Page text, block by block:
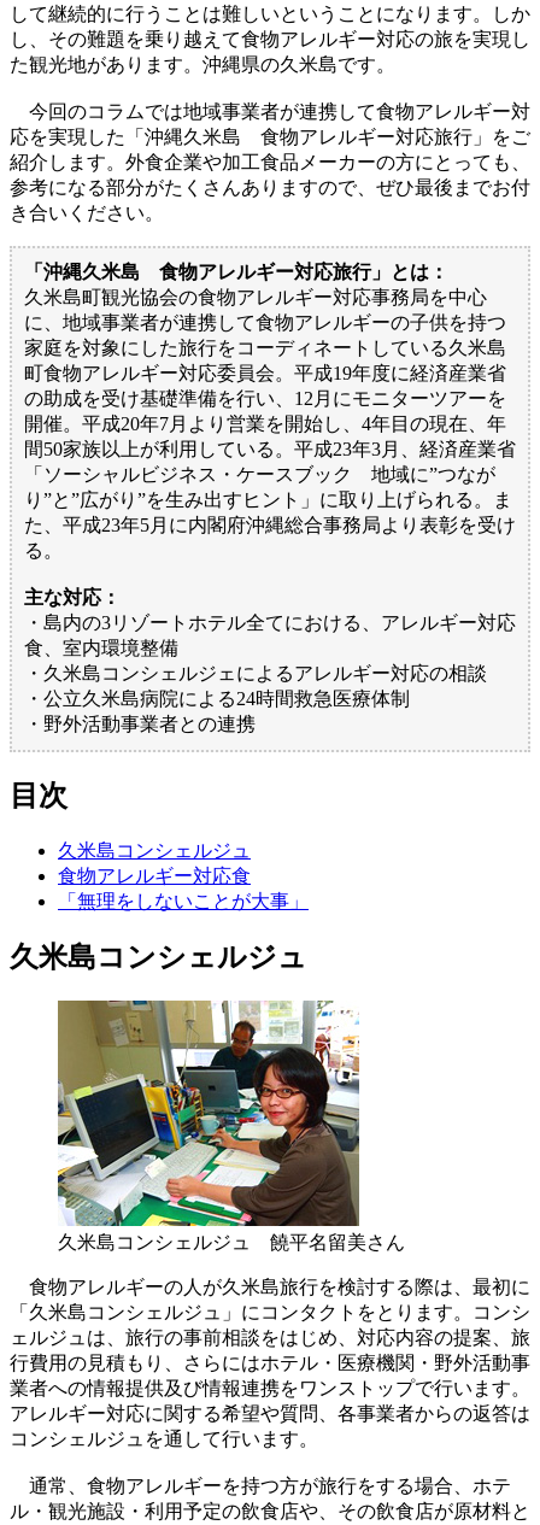
して継続的に行うことは難しいということになります。しか
し、その難題を乗り越えて食物アレルギー対応の旅を実現し
た観光地があります。沖縄県の久米島です。
今回のコラムでは地域事業者が連携して食物アレルギー対
応を実現した「沖縄久米島 食物アレルギー対応旅行」をご
紹介します。外食企業や加工食品メーカーの方にとっても、
参考になる部分がたくさんありますので、ぜひ最後までお付
き合いください。
「沖縄久米島 食物アレルギー対応旅行」とは：
久米島町観光協会の食物アレルギー対応事務局を中心
に、地域事業者が連携して食物アレルギーの子供を持つ
家庭を対象にした旅行をコーディネートしている久米島
町食物アレルギー対応委員会。平成19年度に経済産業省
の助成を受け基礎準備を行い、12月にモニターツアーを
開催。平成20年7月より営業を開始し、4年目の現在、年
間50家族以上が利用している。平成23年3月、経済産業省
「ソーシャルビジネス・ケースブック 地域に”つなが
り”と”広がり”を生み出すヒント」に取り上げられる。ま
た、平成23年5月に内閣府沖縄総合事務局より表彰を受け
る。
主な対応：
・島内の3リゾートホテル全てにおける、アレルギー対応
食、室内環境整備
・久米島コンシェルジェによるアレルギー対応の相談
・公立久米島病院による24時間救急医療体制
・野外活動事業者との連携
目次
久米島コンシェルジュ
食物アレルギー対応食
「無理をしないことが大事」
久米島コンシェルジュ
久米島コンシェルジュ 饒平名留美さん
食物アレルギーの人が久米島旅行を検討する際は、最初に
「久米島コンシェルジュ」にコンタクトをとります。コンシ
ェルジュは、旅行の事前相談をはじめ、対応内容の提案、旅
行費用の見積もり、さらにはホテル・医療機関・野外活動事
業者への情報提供及び情報連携をワンストップで行います。
アレルギー対応に関する希望や質問、各事業者からの返答は
コンシェルジュを通して行います。
通常、食物アレルギーを持つ方が旅行をする場合、ホテ
ル・観光施設・利用予定の飲食店や、その飲食店が原材料と